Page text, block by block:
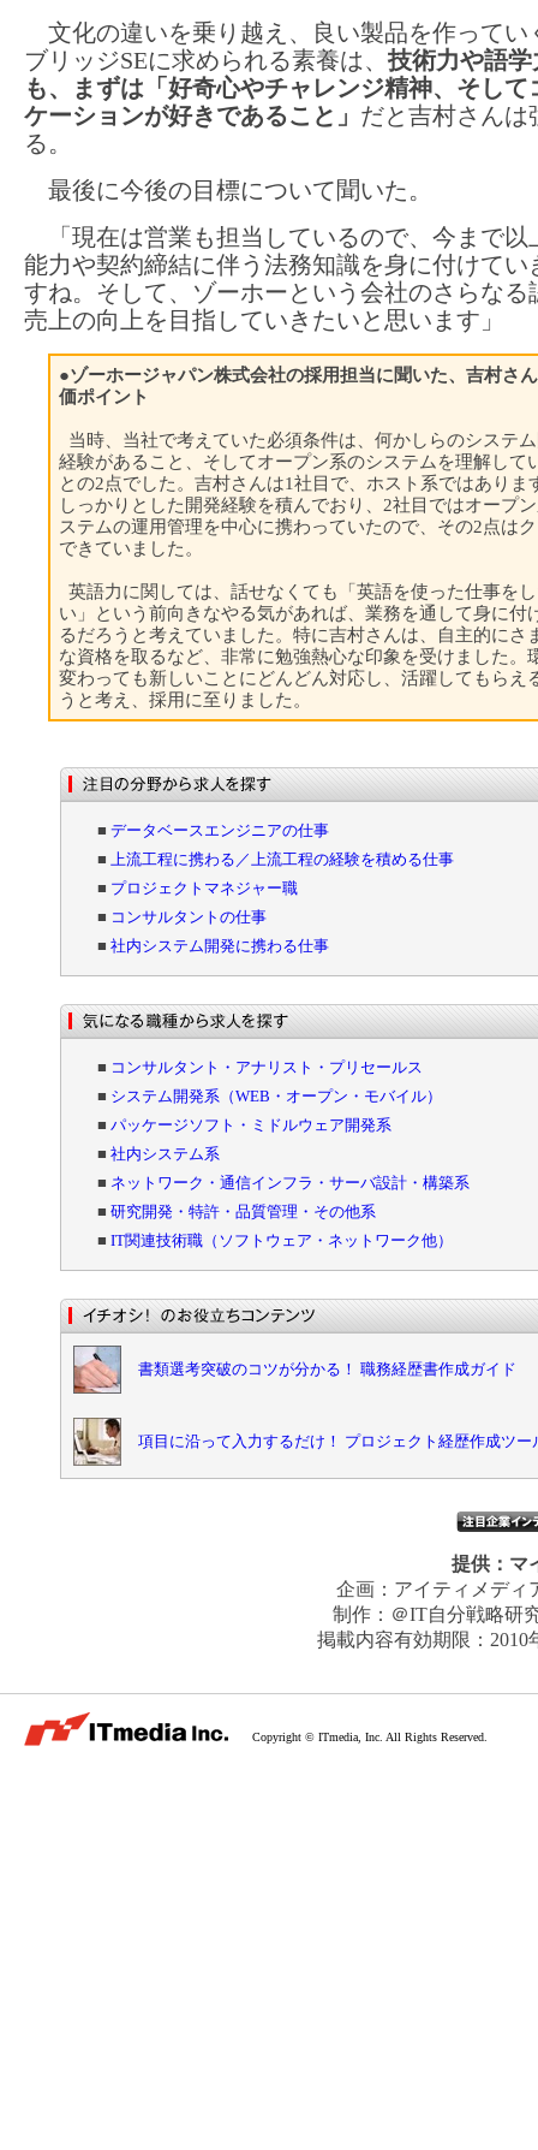
文化の違いを乗り越え、良い製品を作ってい
ブリッジSEに求められる素養は、 技術力や語学
も、まずは「好奇心やチャレンジ精神、そして
ケーションが好きであること」 だと吉村さんは
る。
最後に今後の目標について聞いた。
「現在は営業も担当しているので、今まで以
能力や契約締結に伴う法務知識を身に付けてい
すね。そして、ゾーホーという会社のさらなる
売上の向上を目指していきたいと思います」
●ゾーホージャパン株式会社の採用担当に聞いた、吉村さ
価ポイント
当時、当社で考えていた必須条件は、何かしらのシステ
経験があること、そしてオープン系のシステムを理解して
との2点でした。吉村さんは1社目で、ホスト系ではありま
しっかりとした開発経験を積んでおり、2社目ではオープ
ステムの運用管理を中心に携わっていたので、その2点は
できていました。
英語力に関しては、話せなくても「英語を使った仕事を
い」という前向きなやる気があれば、業務を通して身に付
るだろうと考えていました。特に吉村さんは、自主的にさ
な資格を取るなど、非常に勉強熱心な印象を受けました。
変わっても新しいことにどんどん対応し、活躍してもらえ
うと考え、採用に至りました。
■ データベースエンジニアの仕事
■
上流工程に携わる／上流工程の経験を積める仕事
■ プロジェクトマネジャー職
■ コンサルタントの仕事
■ 社内システム開発に携わる仕事
■ コンサルタント・アナリスト・プリセールス
■ システム開発系（WEB・オープン・モバイル）
■ パッケージソフト・ミドルウェア開発系
■ 社内システム系
■ ネットワーク・通信インフラ・サーバ設計・構築系
■ 研究開発・特許・品質管理・その他系
■ IT関連技術職（ソフトウェア・ネットワーク他）
書類選考突破のコツが分かる！ 職務経歴書作成ガイド
項目に沿って入力するだけ！ プロジェクト経歴作成ツー
提供： マ
企画： アイティメディ
制作： ＠IT自分戦略研
掲載内容有効期限： 2010
Copyright © ITmedia, Inc. All Rights Reserved.